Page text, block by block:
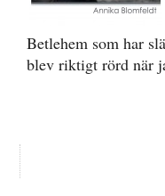
Betlehem som har
blev riktigt rörd när